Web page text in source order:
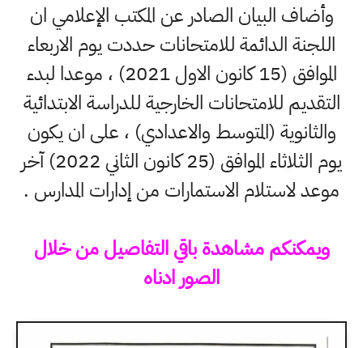
وأضاف البيان الصادر عن المكتب الإعلامي ان
اللجنة الدائمة للامتحانات حددت يوم الاربعاء
الموافق (15 كانون الاول 2021) ، موعدا لبدء
التقديم للامتحانات الخارجية للدراسة الابتدائية
والثانوية (المتوسط والاعدادي) ، على ان يكون
يوم الثلاثاء الموافق (25 كانون الثاني 2022) آخر
موعد لاستلام الاستمارات من إدارات المدارس .
ويمكنكم مشاهدة باقي التفاصيل من خلال
الصور ادناه